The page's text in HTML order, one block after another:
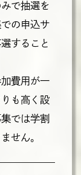
で抽選を
の申込サ
すること
費用が一
も高く設
では学割
せん。